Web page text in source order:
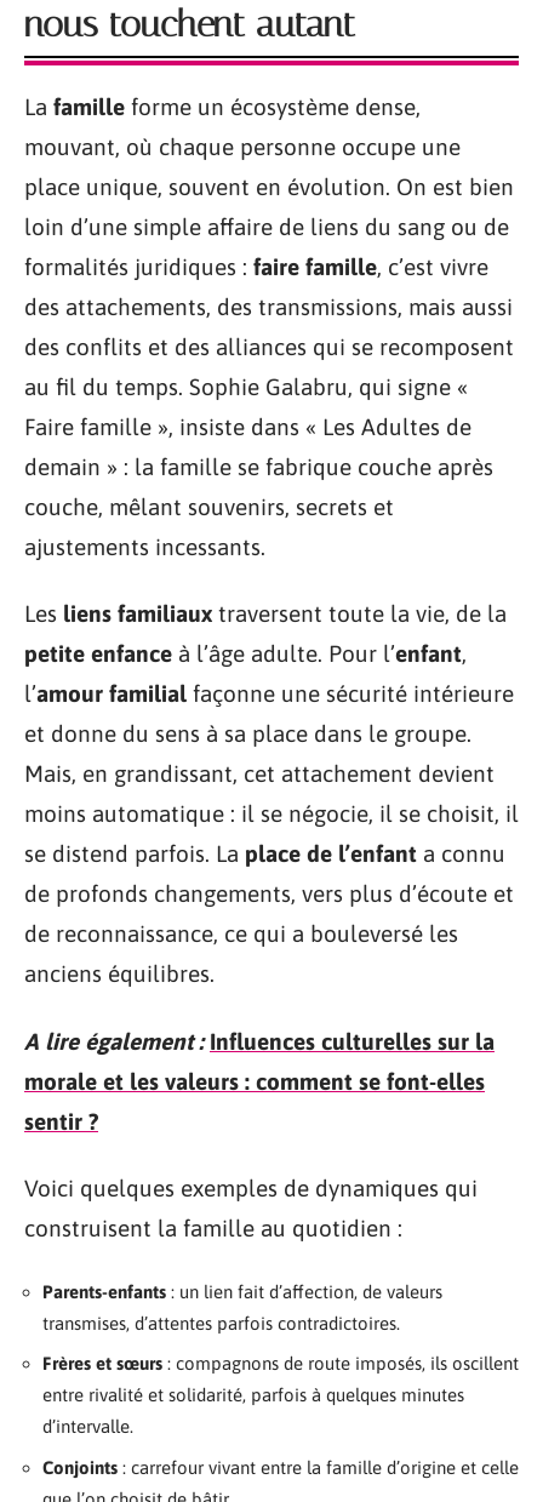
nous touchent autant
La famille forme un écosystème dense,
mouvant, où chaque personne occupe une
place unique, souvent en évolution. On est bien
loin d’une simple affaire de liens du sang ou de
formalités juridiques : faire famille, c’est vivre
des attachements, des transmissions, mais aussi
des conflits et des alliances qui se recomposent
au fil du temps. Sophie Galabru, qui signe «
Faire famille », insiste dans « Les Adultes de
demain » : la famille se fabrique couche après
couche, mêlant souvenirs, secrets et
ajustements incessants.
Les liens familiaux traversent toute la vie, de la
petite enfance à l’âge adulte. Pour l’enfant,
l’amour familial façonne une sécurité intérieure
et donne du sens à sa place dans le groupe.
Mais, en grandissant, cet attachement devient
moins automatique : il se négocie, il se choisit, il
se distend parfois. La place de l’enfant a connu
de profonds changements, vers plus d’écoute et
de reconnaissance, ce qui a bouleversé les
anciens équilibres.
A lire également : Influences culturelles sur la
morale et les valeurs : comment se font-elles
sentir ?
Voici quelques exemples de dynamiques qui
construisent la famille au quotidien :
Parents-enfants : un lien fait d’affection, de valeurs
transmises, d’attentes parfois contradictoires.
Frères et sœurs : compagnons de route imposés, ils oscillent
entre rivalité et solidarité, parfois à quelques minutes
d’intervalle.
Conjoints : carrefour vivant entre la famille d’origine et celle